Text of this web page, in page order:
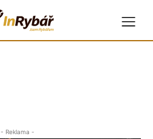
- Reklama -